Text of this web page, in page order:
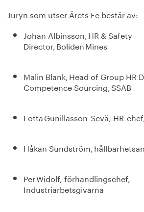
Juryn som utser Årets Fe består av:
Johan Albinsson, HR & Safety
Director, Boliden Mines
Malin Blank, Head of Group HR
Competence Sourcing, SSAB
Lotta Gunillasson-Sevä, HR-
Håkan Sundström,
Per Widolf, förhandlingschef,
Industriarbetsgivarna